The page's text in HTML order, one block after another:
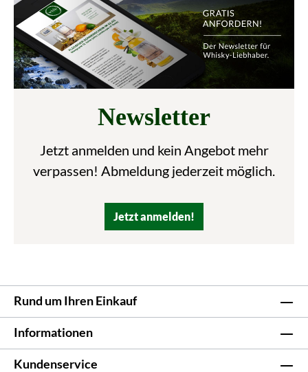
Newsletter
Jetzt anmelden und kein Angebot mehr
verpassen! Abmeldung jederzeit möglich.
Jetzt anmelden!
Rund um Ihren Einkauf
Informationen
Kundenservice